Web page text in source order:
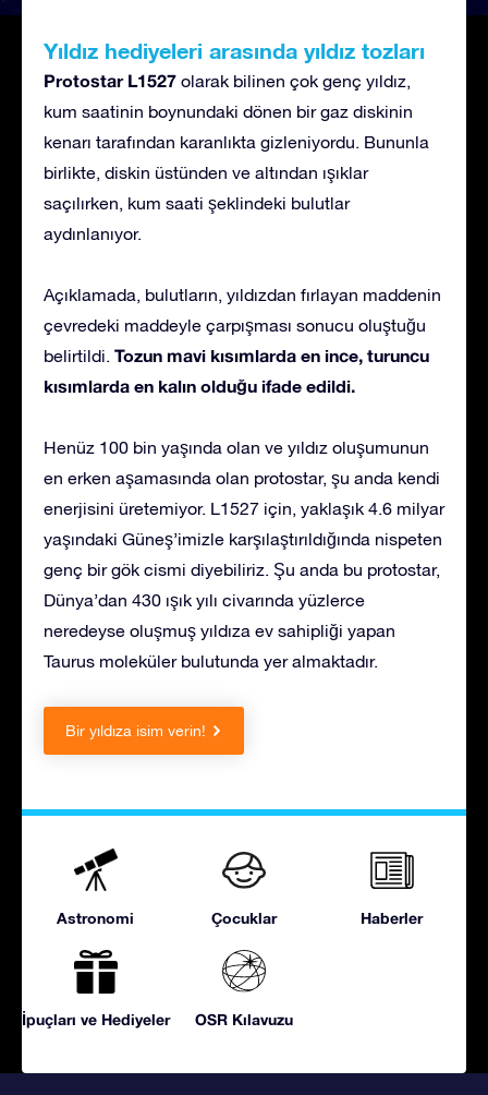
Yıldız hediyeleri arasında yıldız tozları
Protostar L1527 olarak bilinen çok genç yıldız,
kum saatinin boynundaki dönen bir gaz diskinin
kenarı tarafından karanlıkta gizleniyordu. Bununla
birlikte, diskin üstünden ve altından ışıklar
saçılırken, kum saati şeklindeki bulutlar
aydınlanıyor.
Açıklamada, bulutların, yıldızdan fırlayan maddenin
çevredeki maddeyle çarpışması sonucu oluştuğu
belirtildi. Tozun mavi kısımlarda en ince, turuncu
kısımlarda en kalın olduğu ifade edildi.
Henüz 100 bin yaşında olan ve yıldız oluşumunun
en erken aşamasında olan protostar, şu anda kendi
enerjisini üretemiyor. L1527 için, yaklaşık 4.6 milyar
yaşındaki Güneş’imizle karşılaştırıldığında nispeten
genç bir gök cismi diyebiliriz. Şu anda bu protostar,
Dünya’dan 430 ışık yılı civarında yüzlerce
neredeyse oluşmuş yıldıza ev sahipliği yapan
Taurus moleküler bulutunda yer almaktadır.
Bir yıldıza isim verin!
Astronomi Çocuklar Haberler
İpuçları ve Hediyeler OSR Kılavuzu